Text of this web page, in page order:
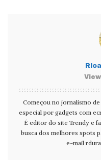
Começou no jornalismo
especial por gadgets com
É editor do site Trendy e
busca dos melhores spots
e-mail